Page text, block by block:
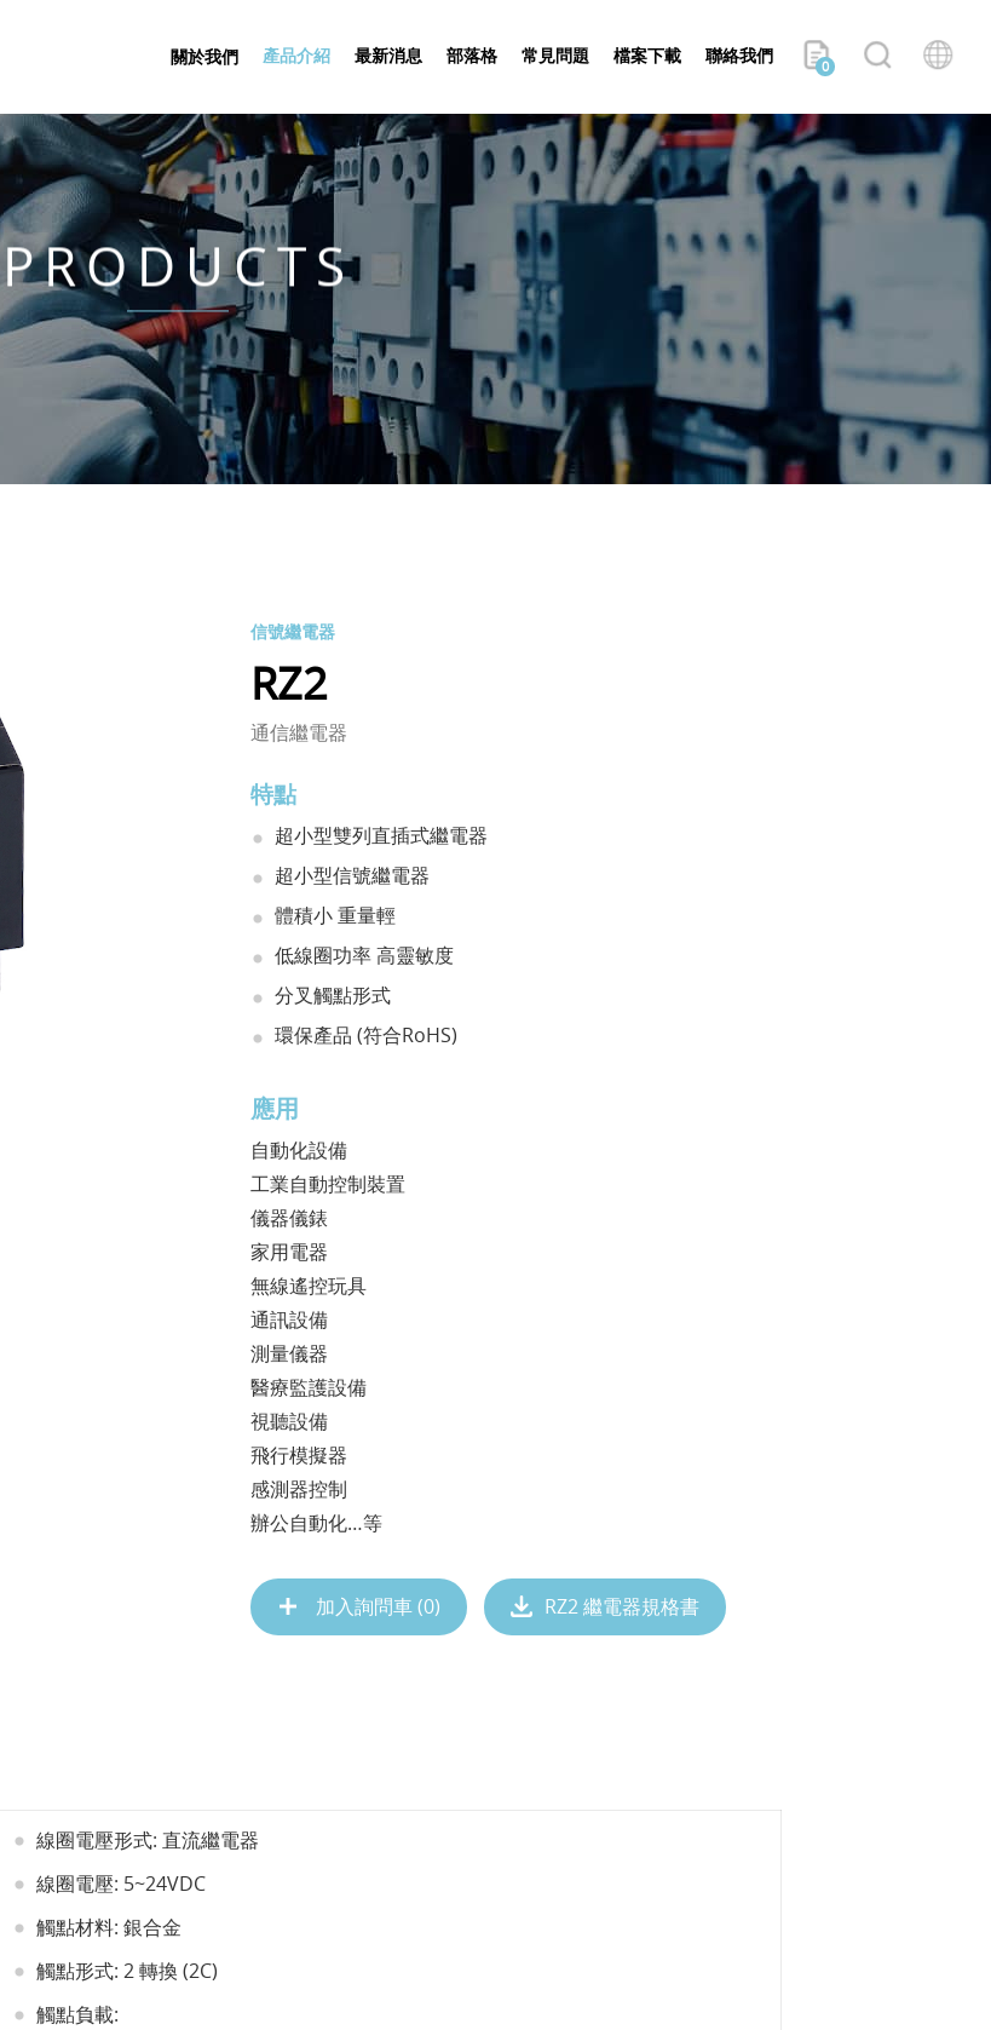
關於我們 產品介紹 最新消息 部落格 常見問題 檔案下載 聯絡我們 0
PRODUCTS
信號繼電器
RZ2
通信繼電器
特點
超小型雙列直插式繼電器
超小型信號繼電器
體積小 重量輕
低線圈功率 高靈敏度
分叉觸點形式
環保產品 (符合RoHS)
應用
自動化設備
工業自動控制裝置
儀器儀錶
家用電器
無線遙控玩具
通訊設備
測量儀器
醫療監護設備
視聽設備
飛行模擬器
感測器控制
辦公自動化…等
加入詢問車 (0) RZ2 繼電器規格書
線圈電壓形式: 直流繼電器
線圈電壓: 5~24VDC
觸點材料: 銀合金
觸點形式: 2 轉換 (2C)
觸點負載: